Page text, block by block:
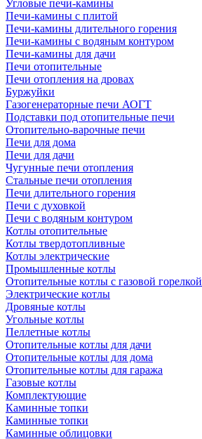
Угловые печи-камины
Печи-камины с плитой
Печи-камины длительного горения
Печи-камины с водяным контуром
Печи-камины для дачи
Печи отопительные
Печи отопления на дровах
Буржуйки
Газогенераторные печи АОГТ
Подставки под отопительные печи
Отопительно-варочные печи
Печи для дома
Печи для дачи
Чугунные печи отопления
Стальные печи отопления
Печи длительного горения
Печи с духовкой
Печи с водяным контуром
Котлы отопительные
Котлы твердотопливные
Котлы электрические
Промышленные котлы
Отопительные котлы с газовой горелкой
Электрические котлы
Дровяные котлы
Угольные котлы
Пеллетные котлы
Отопительные котлы для дачи
Отопительные котлы для дома
Отопительные котлы для гаража
Газовые котлы
Комплектующие
Каминные топки
Каминные топки
Каминные облицовки